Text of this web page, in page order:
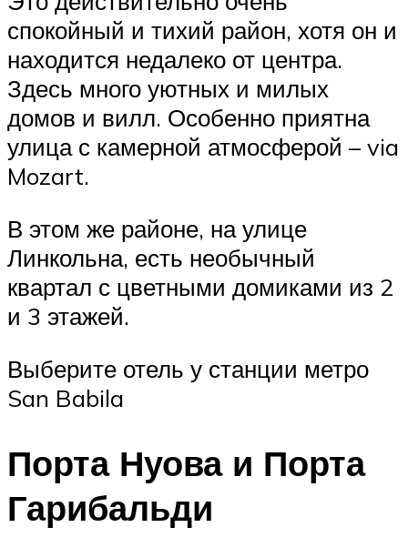
спокойный и тихий район, хотя он и
находится недалеко от центра.
Здесь много уютных и милых
домов и вилл. Особенно приятна
улица с камерной атмосферой – via
Mozart.
В этом же районе, на улице
Линкольна, есть необычный
квартал с цветными домиками из 2
и 3 этажей.
Выберите отель у станции метро
San Babila
Порта Нуова и Порта
Гарибальди